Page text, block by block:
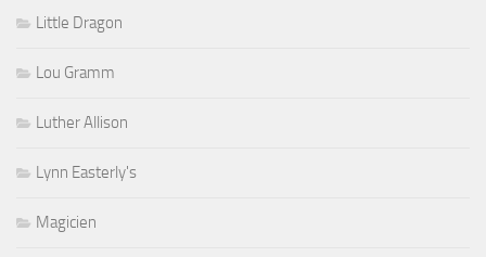
Little Dragon
Lou Gramm
Luther Allison
Lynn Easterly's
Magicien